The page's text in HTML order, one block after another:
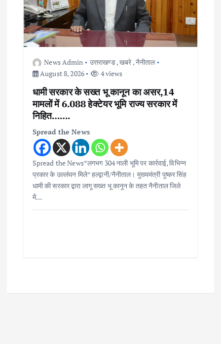
News Admin उत्तराखण्ड,खबरे ,नैनीताल
August 8, 2026
4 views
धामी सरकार के सख्त भू कानून का असर,14
मामलों में 6.088 हेक्टेयर भूमि राज्य सरकार में
निहित…….
Spread the News
Spread the News*लगभग 304 नाली भूमि पर कार्रवाई, विभिन्न
प्रकार के उल्लंघन मिले* हल्द्वानी/नैनीताल। मुख्यमंत्री पुष्कर सिंह
धामी की सरकार द्वारा लागू सख्त भू कानून के तहत नैनीताल जिले
में…